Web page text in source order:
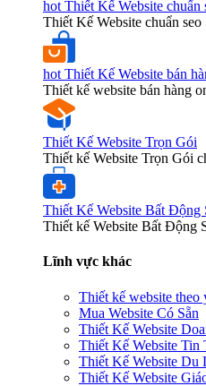
hot Thiết Kế Website chuẩn
Thiết Kế Website chuẩn seo
hot Thiết Kế Website bán
Thiết kế website bán hàng
Thiết Kế Website Trọn Gói
Thiết kế Website Trọn Gói
Thiết Kế Website Bất Động
Thiết kế Website Bất Động
Lĩnh vực khác
Thiết kế website theo
Mua Website Có Sẵn
Thiết Kế Website
Thiết Kế Website Tin
Thiết Kế Website Du
Thiết Kế Website